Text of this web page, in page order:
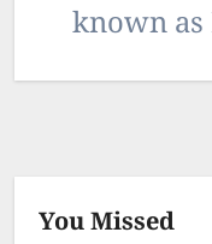
known as
You Missed